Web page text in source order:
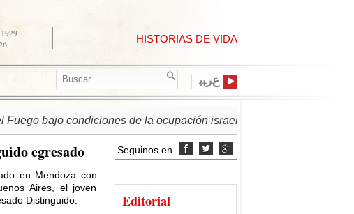
HISTORIAS DE VIDA
ﻉﺮﺒﻳ
bajo condiciones de la ocupación israelí
egresado
en Mendoza con
Aires, el joven
Distinguido.
Seguinos en   
Editorial